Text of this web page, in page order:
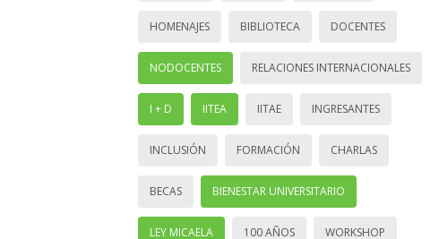
HOMENAJES BIBLIOTECA DOCENTES
NODOCENTES RELACIONES INTERNACIONALES
I + D IITEA IITAE INGRESANTES
INCLUSIÓN FORMACIÓN CHARLAS
BECAS BIENESTAR UNIVERSITARIO
LEY MICAELA 100 AÑOS WORKSHOP